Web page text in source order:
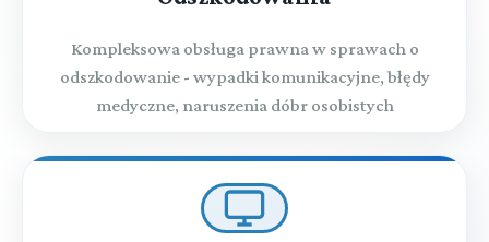
Kompleksowa obsługa prawna w sprawach o
odszkodowanie - wypadki komunikacyjne, błędy
medyczne, naruszenia dóbr osobistych